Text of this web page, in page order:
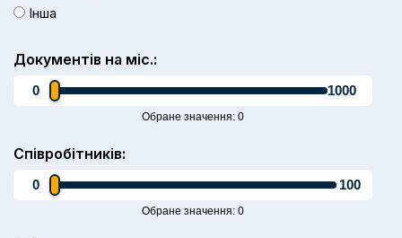
Інша
Документів на міс.:
0 1000
Обране значення: 0
Співробітників:
0 100
Обране значення: 0